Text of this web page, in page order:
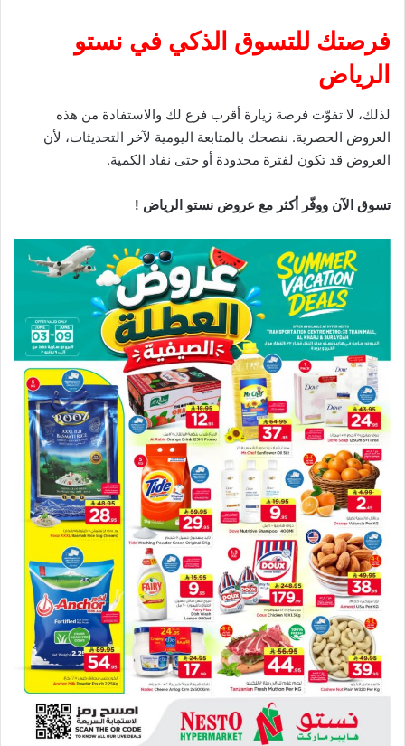
فرصتك للتسوق الذكي في نستو
الرياض
لذلك، لا تفوّت فرصة زيارة أقرب فرع لك والاستفادة من هذه
العروض الحصرية. ننصحك بالمتابعة اليومية لآخر التحديثات، لأن
العروض قد تكون لفترة محدودة أو حتى نفاد الكمية.
تسوق الآن ووفّر أكثر مع عروض نستو الرياض !